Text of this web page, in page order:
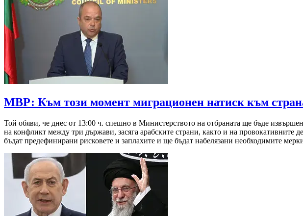
МВР: Към този момент миграционен натиск към
Той обяви, че днес от 13:00 ч. спешно в Министерството на отбраната ще бъде
на конфликт между три държави, засяга арабските страни, както и на
бъдат предефинирани рисковете и заплахите и ще бъдат набелязани необходимите